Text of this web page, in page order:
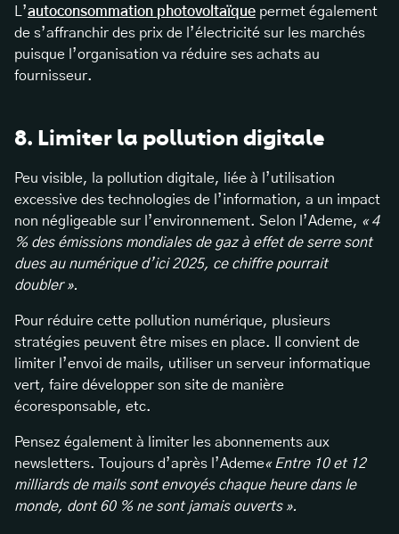
L’autoconsommation photovoltaïque permet également
de s’affranchir des prix de l’électricité sur les marchés
puisque l’organisation va réduire ses achats au
fournisseur.
8. Limiter la pollution digitale
Peu visible, la pollution digitale, liée à l’utilisation
excessive des technologies de l’information, a un impact
non négligeable sur l’environnement. Selon l’Ademe, « 4
% des émissions mondiales de gaz à effet de serre sont
dues au numérique d’ici 2025, ce chiffre pourrait
doubler ».
Pour réduire cette pollution numérique, plusieurs
stratégies peuvent être mises en place. Il convient de
limiter l’envoi de mails, utiliser un serveur informatique
vert, faire développer son site de manière
écoresponsable, etc.
Pensez également à limiter les abonnements aux
newsletters. Toujours d’après l’Ademe« Entre 10 et 12
milliards de mails sont envoyés chaque heure dans le
monde, dont 60 % ne sont jamais ouverts ».